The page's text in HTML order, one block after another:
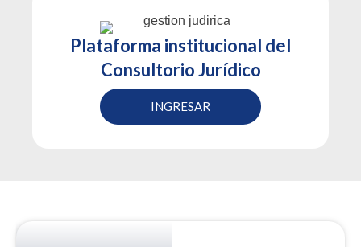
Plataforma institucional del
Consultorio Jurídico
INGRESAR